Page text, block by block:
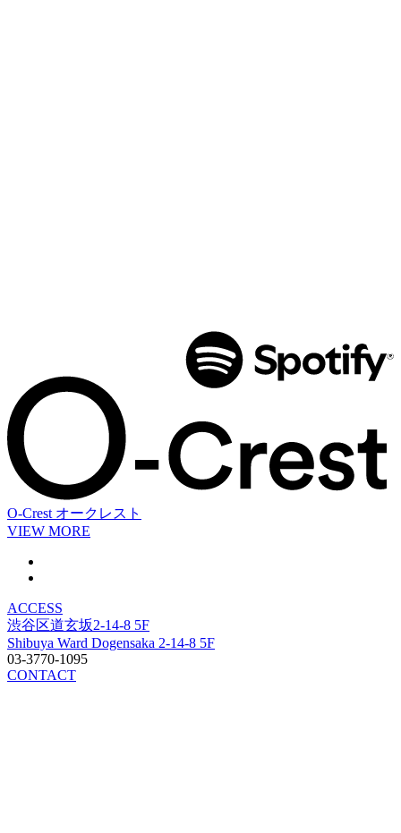
O-Crest オークレスト
VIEW MORE
ACCESS
渋谷区道玄坂2-14-8 5F
Shibuya Ward Dogensaka 2-14-8 5F
03-3770-1095
CONTACT